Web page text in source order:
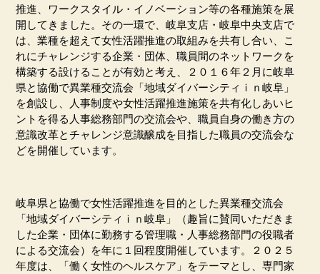
推進、ワークスタイル・イノベーション等の各種施策を展
開してきました。その一環で、岐阜支店・岐阜中央支店で
は、業種を超えて女性活躍推進の取組みを共有し合い、こ
れにチャレンジする企業・団体、職員間のネットワークを
構築する設けることが有効と考え、２０１６年２月に岐阜
県と協働で異業種交流会「地域ダイバーシティｉｎ岐阜」
を創設し、人事制度や女性活躍推進施策を共有化しあいヒ
ントを得る人事総務部門の交流会や、職員自身の働き方の
意識改革とチャレンジ意識醸成を目指した職員の交流会な
どを開催しています。
岐阜県と協働で女性活躍推進を目的とした異業種交流会
「地域ダイバーシティｉｎ岐阜」（趣旨に賛同いただきま
した企業・団体に勤務する管理職・人事総務部門の役職者
による交流会）を年に１回程度開催しています。２０２５
年度は、「働く女性のヘルスケア」をテーマとし、専門家